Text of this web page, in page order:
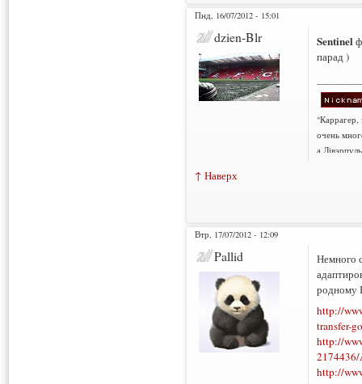
Пнд, 16/07/2012 - 15:01
dzien-Blr Sentinel
парад )
"Каррагер,
очень
а
↑ Наверх
Втр, 17/07/2012 - 12:09
Pallid
Немного
родному
http://
transfer-
http://
2174436/
http://